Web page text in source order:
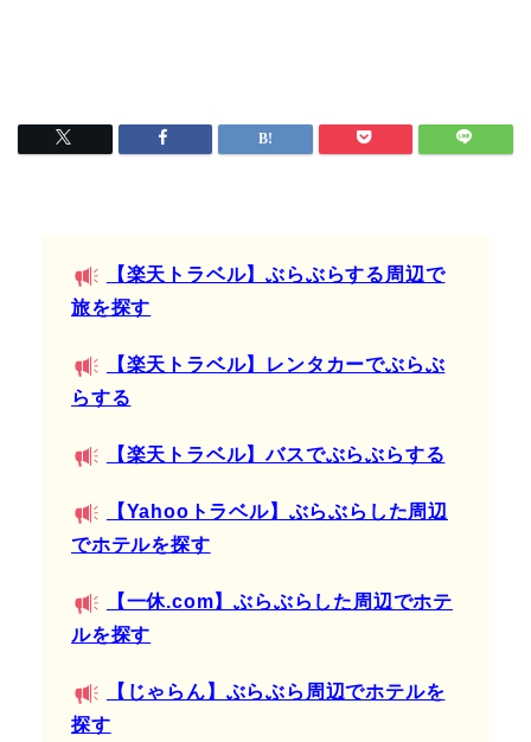
【楽天トラベル】ぶらぶらする周辺で
旅を探す
【楽天トラベル】レンタカーでぶらぶ
らする
【楽天トラベル】バスでぶらぶらする
【Yahooトラベル】ぶらぶらした周辺
でホテルを探す
【一休.com】ぶらぶらした周辺でホテ
ルを探す
【じゃらん】ぶらぶら周辺でホテルを
探す